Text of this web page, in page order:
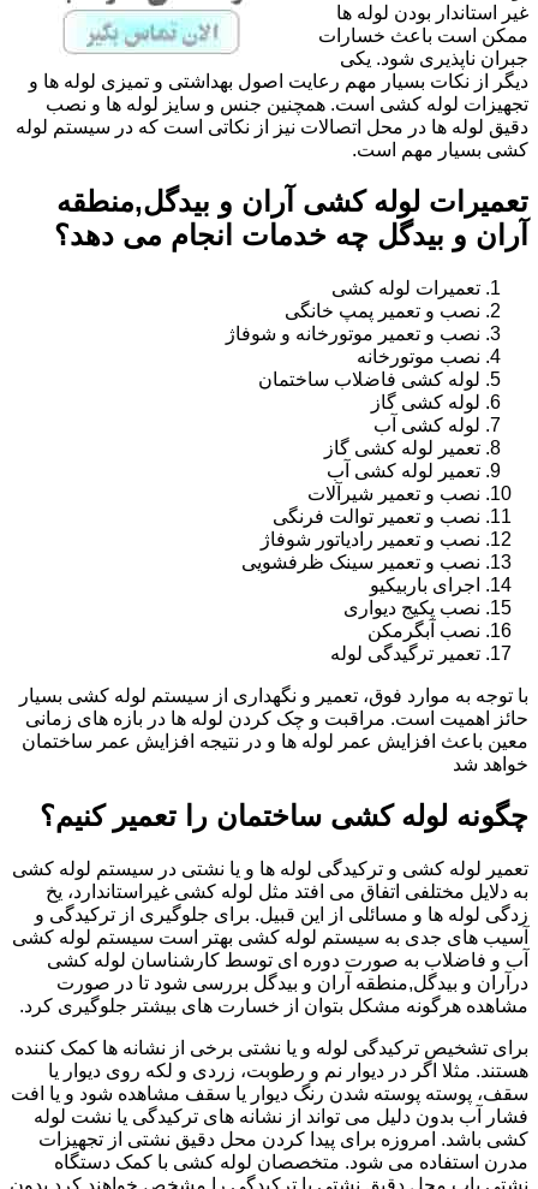
غیر استاندار بودن لوله ها
ممکن است باعث خسارات
جبران ناپذیری شود. یکی
دیگر از نکات بسیار مهم رعایت اصول بهداشتی و تمیزی لوله ها و
تجهیزات لوله کشی است. همچنین جنس و سایز لوله ها و نصب
دقیق لوله ها در محل اتصالات نیز از نکاتی است که در سیستم لوله
کشی بسیار مهم است.
تعمیرات لوله کشی آران و بیدگل,منطقه
آران و بیدگل چه خدمات انجام می دهد؟
تعمیرات لوله کشی
نصب و تعمیر پمپ خانگی
نصب و تعمیر موتورخانه و شوفاژ
نصب موتورخانه
لوله کشی فاضلاب ساختمان
لوله کشی گاز
لوله کشی آب
تعمیر لوله کشی گاز
تعمیر لوله کشی آب
نصب و تعمیر شیرآلات
نصب و تعمیر توالت فرنگی
نصب و تعمیر رادیاتور شوفاژ
نصب و تعمیر سینک ظرفشویی
اجرای باربیکیو
نصب پکیج دیواری
نصب آبگرمکن
تعمیر ترگیدگی لوله
با توجه به موارد فوق، تعمیر و نگهداری از سیستم لوله کشی بسیار
حائز اهمیت است. مراقبت و چک کردن لوله ها در بازه های زمانی
معین باعث افزایش عمر لوله ها و در نتیجه افزایش عمر ساختمان
خواهد شد
چگونه لوله کشی ساختمان را تعمیر کنیم؟
تعمیر لوله کشی و ترکیدگی لوله ها و یا نشتی در سیستم لوله کشی
به دلایل مختلفی اتفاق می افتد مثل لوله کشی غیراستاندارد، یخ
زدگی لوله ها و مسائلی از این قبیل. برای جلوگیری از ترکیدگی و
آسیب های جدی به سیستم لوله کشی بهتر است سیستم لوله کشی
آب و فاضلاب به صورت دوره ای توسط کارشناسان لوله کشی
درآران و بیدگل,منطقه آران و بیدگل بررسی شود تا در صورت
مشاهده هرگونه مشکل بتوان از خسارت های بیشتر جلوگیری کرد.
برای تشخیص ترکیدگی لوله و یا نشتی برخی از نشانه ها کمک کننده
هستند. مثلا اگر در دیوار نم و رطوبت، زردی و لکه روی دیوار یا
سقف، پوسته پوسته شدن رنگ دیوار یا سقف مشاهده شود و یا افت
فشار آب بدون دلیل می تواند از نشانه های ترکیدگی یا نشت لوله
کشی باشد. امروزه برای پیدا کردن محل دقیق نشتی از تجهیزات
مدرن استفاده می شود. متخصصان لوله کشی با کمک دستگاه
نشتی یاب محل دقیق نشتی یا ترکیدگی را مشخص خواهند کرد بدون